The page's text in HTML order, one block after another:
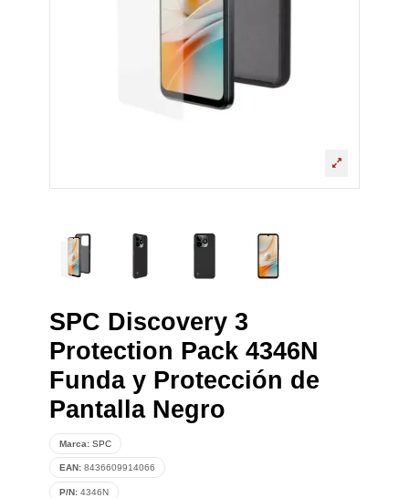
SPC Discovery 3
Protection Pack 4346N
Funda y Protección de
Pantalla Negro
Marca: SPC
EAN: 8436609914066
P/N: 4346N